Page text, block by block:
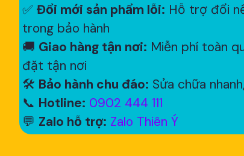
✅ Đổi mới sản phẩm lỗi: Hỗ trợ đổi
trong bảo hành
🚚 Giao hàng tận nơi: Miễn phí toàn
đặt tận nơi
🛠 Bảo hành chu đáo: Sửa chữa
📞 Hotline: 0902 444 111
💬 Zalo hỗ trợ: Zalo Thiên Ý